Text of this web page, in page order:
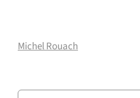
Michel Rouach